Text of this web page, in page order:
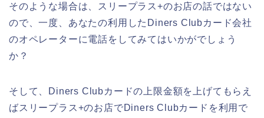
そのような場合は、スリープラス+のお店の話ではない
ので、一度、あなたの利用したDiners Clubカード会社
のオペレーターに電話をしてみてはいかがでしょう
か？
そして、Diners Clubカードの上限金額を上げてもらえ
ばスリープラス+のお店でDiners Clubカードを利用で